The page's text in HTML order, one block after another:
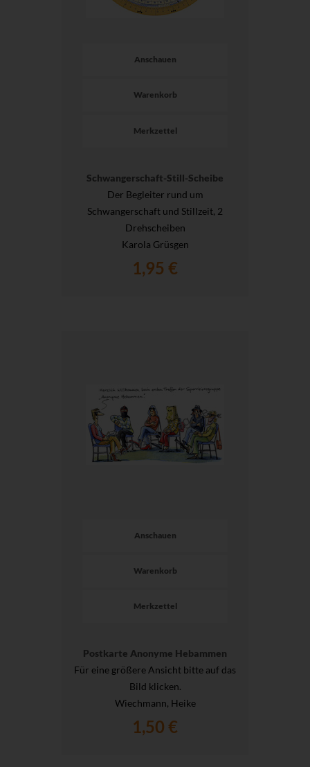
Anschauen
Warenkorb
Merkzettel
Schwangerschaft-Still-Scheibe
Der Begleiter rund um
Schwangerschaft und Stillzeit, 2
Drehscheiben
Karola Grüsgen
1,95 €
Anschauen
Warenkorb
Merkzettel
Postkarte Anonyme Hebammen
Für eine größere Ansicht bitte auf das
Bild klicken.
Wiechmann, Heike
1,50 €